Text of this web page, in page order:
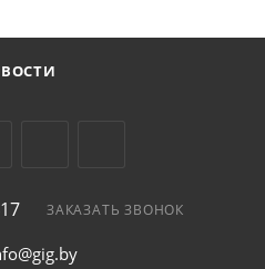
ЗАКАЗАТЬ ЗВОНОК